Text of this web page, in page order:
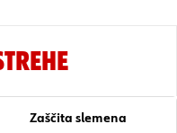
Zaščita slemena